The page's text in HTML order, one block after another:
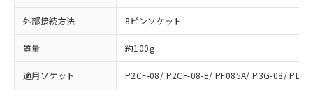
外部接続方法 8ピンソケット
質量 約100g
適用ソケット P2CF-08/ P2CF-08-E/ PF085A/ P3G-08/
販売ネットワーク
」をご確認
ください。
在庫状況および標準価格結果を当社の
事前の承諾なく第三者に漏洩または開
示しないようお願いします。
マイパーツ機能（部品リスト作成サー
図的な使用がないことを確認しています。
※2 対応予定月
部品在庫の切り替え状況などにより、予定
月が前後することがあります。
※2 環境保護使用期限
「ｅ」：有害物質（10物質）のすべてが基
準値以下であることを示します。
「10」：通常の使用状況下において有害物
質が外部に漏えいし、環境に深刻な影響を
武器並びにこれらの製造装置等に一切
使用いたしません。
当社は、貴社製品を第三者に販売する
場合は、上記1、2および3の内容を当
該第三者に通知します。また当社は、
販売先および販売に係わる関係者が違
法に輸出するおそれがある場合は、取
いては、お客様のお取引先、ま
たはお客様担当のオムロン制御
機器販売店・当社販売員にご確
認ください)
受注生産機種、また在庫状況の